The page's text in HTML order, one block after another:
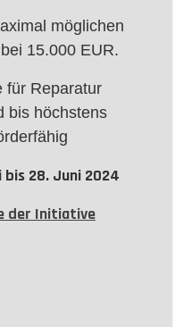
möglichen
15.000 EUR.
für Reparatur
bis höchstens
bis 28. Juni 2024
der Initiative